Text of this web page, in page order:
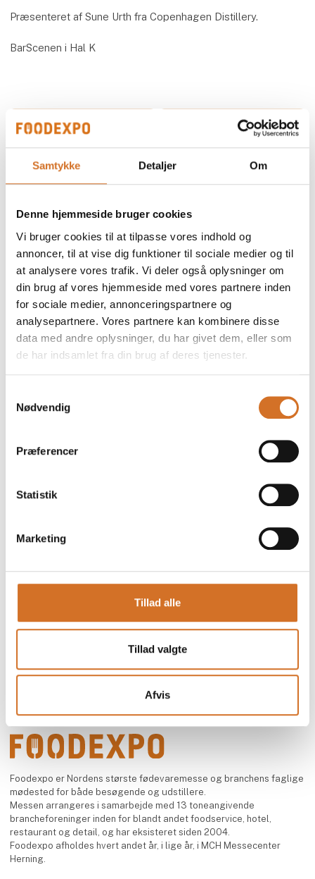
Samtykke Detaljer Om
Denne hjemmeside bruger cookies
Vi bruger cookies til at tilpasse vores indhold og
annoncer, til at vise dig funktioner til sociale medier og til
at analysere vores trafik. Vi deler også oplysninger om
din brug af vores hjemmeside med vores partnere inden
for sociale medier, annonceringspartnere og
analysepartnere. Vores partnere kan kombinere disse
data med andre oplysninger, du har givet dem, eller som
de har indsamlet fra din brug af deres tjenester.
Nødvendig
Præferencer
Statistik
Marketing
Tillad alle
Tillad valgte
Afvis
Præsenteret af Sune Urth fra Copenhagen Distillery.
BarScenen i Hal K
Start
19. mar
kl. 12:00
19. mar
kl. 12:30
Foodexpo er Nordens største fødevaremesse og branchens faglige
mødested for både besøgende og udstillere.
Messen arrangeres i samarbejde med 13 toneangivende
brancheforeninger inden for blandt andet foodservice, hotel,
restaurant og detail, og har eksisteret siden 2004.
Foodexpo afholdes hvert andet år, i lige år, i MCH Messecenter
Herning.